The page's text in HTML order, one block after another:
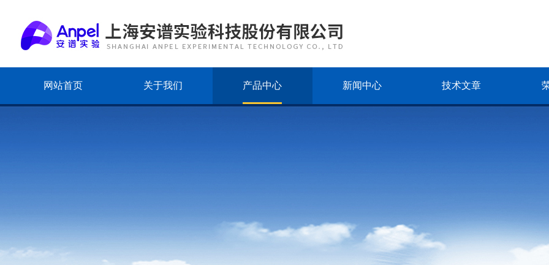
网站首页 关于我们 产品中心 新闻中心 技术文章